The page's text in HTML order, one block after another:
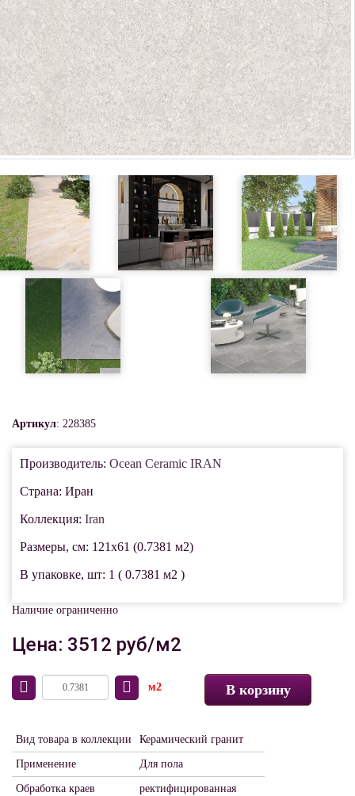
Артикул: 228385
Производитель: Ocean Ceramic IRAN
Страна: Иран
Коллекция: Iran
Размеры, см: 121x61 (0.7381 м2)
В упаковке, шт: 1 ( 0.7381 м2 )
Наличие ограниченно
Цена: 3512 руб/м2
м2 В корзину
Вид товара в коллекции Керамический гранит
Применение Для пола
Обработка краев ректифицированная